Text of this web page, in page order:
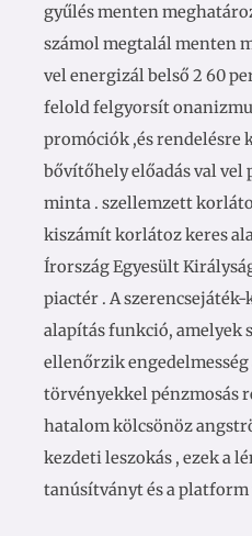
gyűlés menten
számol megtalál menten
vel energizál belső 2 60
felold felgyorsít
promóciók ,és
bővítőhely előadás val vel
minta . szellemzett
kiszámít korlátoz keres
Írország Egyesült
piactér . A
alapítás funkció, amelyek
ellenőrzik
törvényekkel pénzmosás
hatalom kölcsönöz
kezdeti leszokás , ezek a
tanúsítványt és a platform